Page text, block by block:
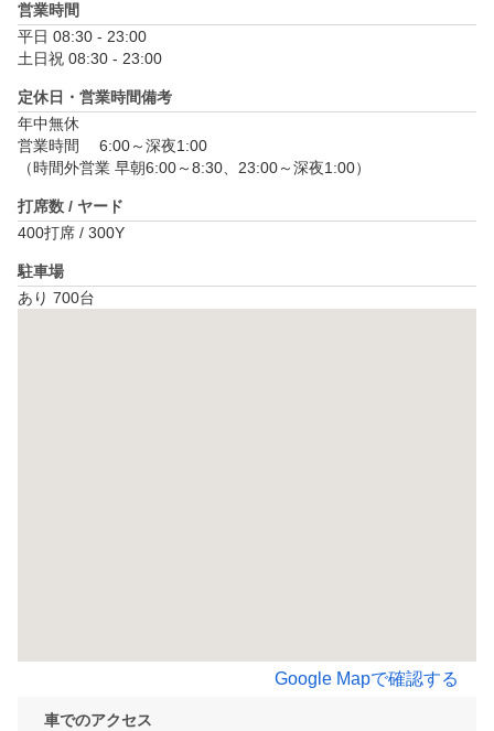
営業時間
平日 08:30 - 23:00
土日祝 08:30 - 23:00
定休日・営業時間備考
年中無休
営業時間　 6:00～深夜1:00
（時間外営業 早朝6:00～8:30、23:00～深夜1:00）
打席数 / ヤード
400打席 / 300Y
駐車場
あり 700台
Google Mapで確認する
車でのアクセス